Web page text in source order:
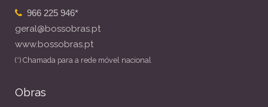
966 225 946*
geral@bossobras.pt
www.bossobras.pt
(*) Chamada para a rede móvel nacional
Obras